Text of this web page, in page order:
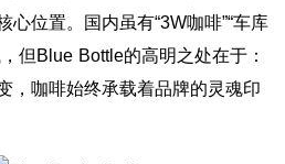
心位置。国内虽有“3W咖啡”“车库
但Blue Bottle的高明之处在于：
，咖啡始终承载着品牌的灵魂印